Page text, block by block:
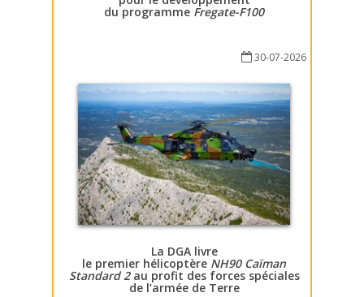
du programme Fregate-F100
30-07-2026
La DGA livre
le premier hélicoptère NH90 Caïman
Standard 2au profit des forces spéciales
de l’armée de Terre